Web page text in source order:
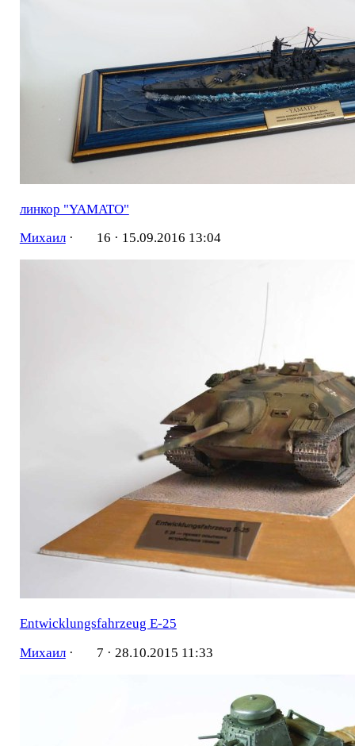
линкор "YAMATO"
Михаил· 16 · 15.09.2016 13:04
Entwicklungsfahrzeug Е-25
Михаил· 7 · 28.10.2015 11:33